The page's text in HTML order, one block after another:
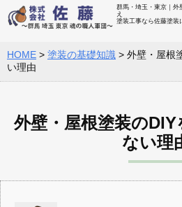
群馬・埼玉・東京｜外
え
塗装工事なら佐藤塗装
HOME > 塗装の基礎知識 > 外壁・屋根
い理由
外壁・屋根塗装の
ない理